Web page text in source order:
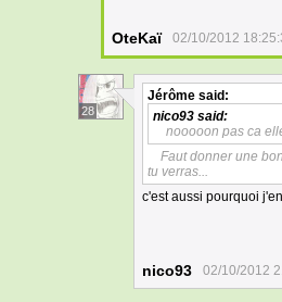
OteKaï 02/10/2012
28
Jérôme said:
nico93 said:
nooooon pas ca
Faut donner une
tu verras...
c'est aussi pourquoi
nico93 02/10/2012